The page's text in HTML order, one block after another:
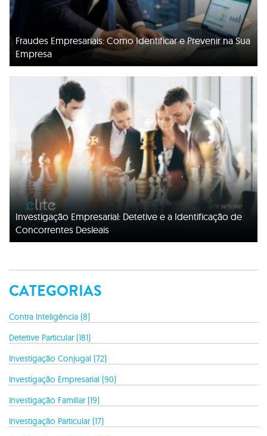
Fraudes Empresariais: Como Identificar e Prevenir na Sua
Empresa
Investigação Empresarial: Detetive e a Identificação de
Concorrentes Desleais
CATEGORIAS
Contra Inteligência (8)
Detetive Particular (181)
Investigação Conjugal (72)
Investigação Empresarial (90)
Investigação Familiar (19)
Investigação Particular (17)